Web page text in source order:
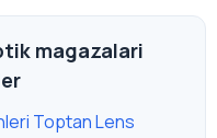
magazalari
Toptan Lens